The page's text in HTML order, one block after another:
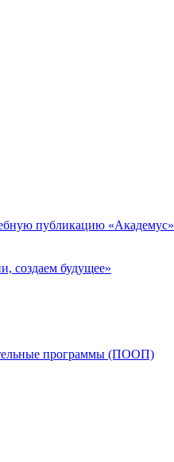
публикацию «Академус»
создаем будущее»
программы (ПООП)